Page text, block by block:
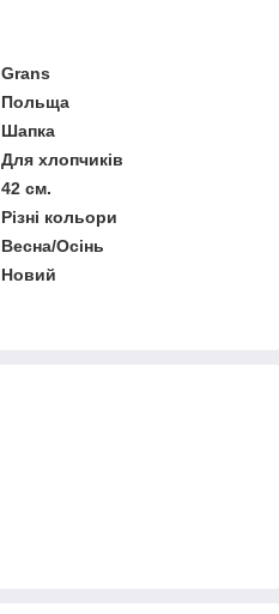
Grans
Польща
Шапка
Для хлопчиків
42 см.
Різні кольори
Весна/Осінь
Новий